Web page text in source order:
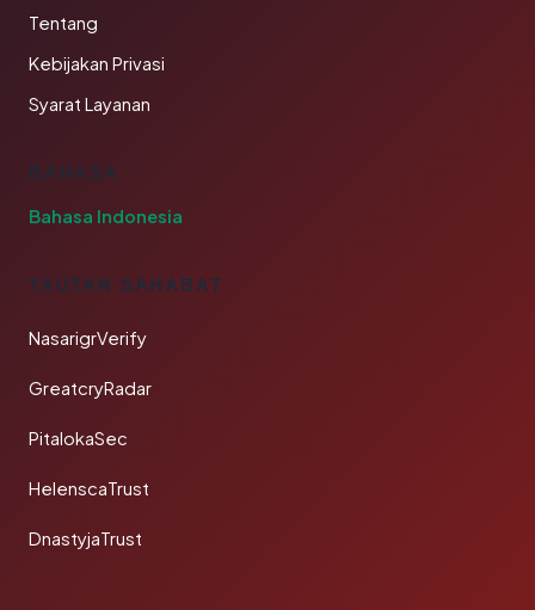
Tentang
Kebijakan Privasi
Syarat Layanan
BAHASA
Bahasa Indonesia
TAUTAN SAHABAT
NasarigrVerify
GreatcryRadar
PitalokaSec
HelenscaTrust
DnastyjaTrust